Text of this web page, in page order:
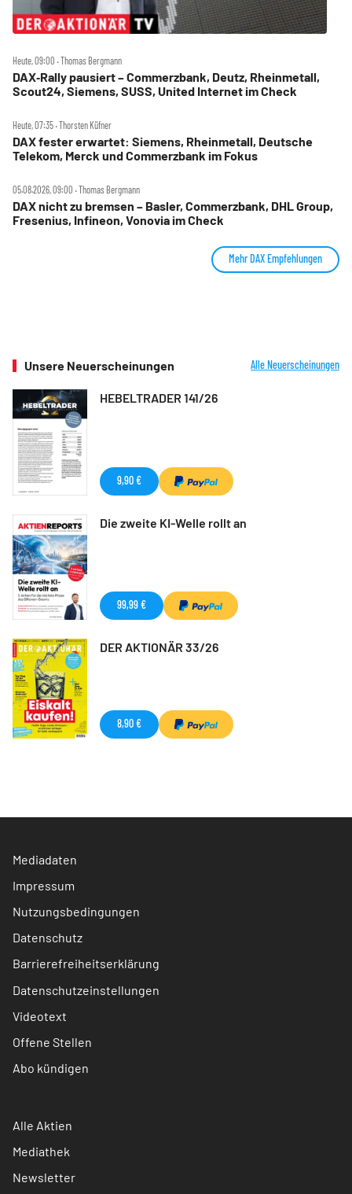
Heute, 09:00 ‧ Thomas Bergmann
DAX‑Rally pausiert – Commerzbank, Deutz, Rheinmetall,
Scout24, Siemens, SUSS, United Internet im Check
Heute, 07:35 ‧ Thorsten Küfner
DAX fester erwartet: Siemens, Rheinmetall, Deutsche
Telekom, Merck und Commerzbank im Fokus
05.08.2026, 09:00 ‧ Thomas Bergmann
DAX nicht zu bremsen – Basler, Commerzbank, DHL Group,
Fresenius, Infineon, Vonovia im Check
Mehr DAX Empfehlungen
Unsere Neuerscheinungen Alle Neuerscheinungen
HEBELTRADER 141/26
9,90 €
Die zweite KI-Welle rollt an
99,99 €
DER AKTIONÄR 33/26
8,90 €
Mediadaten
Impressum
Nutzungsbedingungen
Datenschutz
Barrierefreiheitserklärung
Datenschutzeinstellungen
Videotext
Offene Stellen
Abo kündigen
Alle Aktien
Mediathek
Newsletter